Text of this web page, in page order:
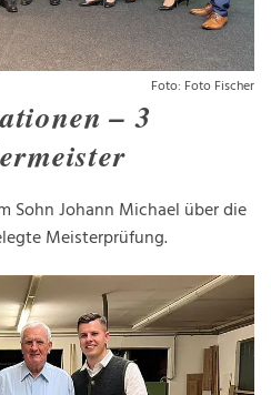
Foto: Foto Fischer
– 3
Sohn Johann Michael über die
Meisterprüfung.